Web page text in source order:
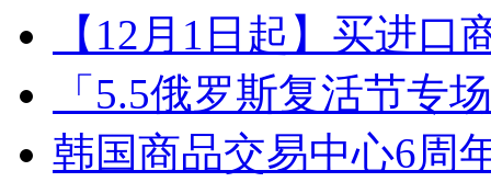
【12月1日起】买进口
「5.5俄罗斯复活节专
韩国商品交易中心6周